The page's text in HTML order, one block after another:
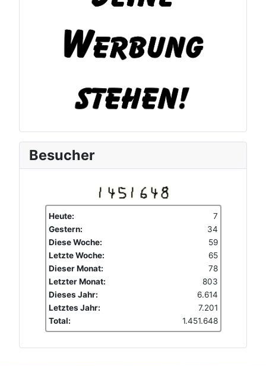
Besucher
Heute:
7
Gestern:
34
Diese Woche:
59
Letzte Woche:
65
Dieser Monat:
78
Letzter Monat:
803
Dieses Jahr:
6.614
Letztes Jahr:
7.201
Total:
1.451.648